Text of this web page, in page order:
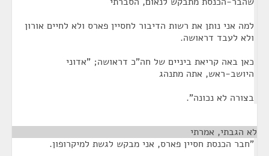
למה אני נותן את רשות הדיבור לחסיין פארס ולא לחיים אורון
ולא לעבד דראושה.
כאן באה קריאת ביניים של חה"כ דראושה; "אדוני
היושב-ראש, אתה מתנהג
בצורה לא נכונה".
לא הגבתי, אמרתי
"חבר הכנסת חסיין פארס, אני מבקש לגשת למיקרופון.